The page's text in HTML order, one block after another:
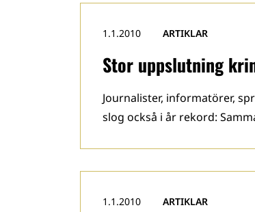
Stor uppslutning
1.1.2010 ARTIKLAR
Journalister, informatörer,
slog också i år rekord:
1.1.2010 ARTIKLAR